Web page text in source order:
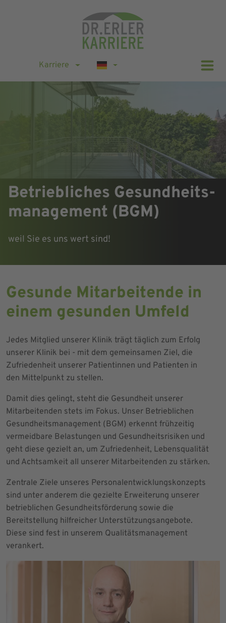
Karriere
Betriebliches Gesundheits-
management (BGM)
weil Sie es uns wert sind!
Gesunde Mitarbeitende in
einem gesunden Umfeld
Jedes Mitglied unserer Klinik trägt täglich zum Erfolg
unserer Klinik bei - mit dem gemeinsamen Ziel, die
Zufriedenheit unserer Patientinnen und Patienten in
den Mittelpunkt zu stellen.
Damit dies gelingt, steht die Gesundheit unserer
Mitarbeitenden stets im Fokus. Unser Betrieblichen
Gesundheitsmanagement (BGM) erkennt frühzeitig
vermeidbare Belastungen und Gesundheitsrisiken und
geht diese gezielt an, um Zufriedenheit, Lebensqualität
und Achtsamkeit all unserer Mitarbeitenden zu stärken.
Zentrale Ziele unseres Personalentwicklungskonzepts
sind unter anderem die gezielte Erweiterung unserer
betrieblichen Gesundheitsförderung sowie die
Bereitstellung hilfreicher Unterstützungsangebote.
Diese sind fest in unserem Qualitätsmanagement
verankert.